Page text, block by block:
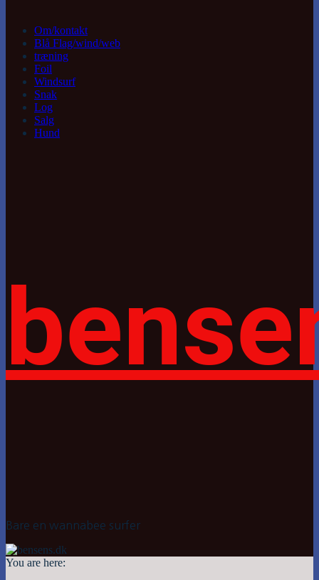
Om/kontakt
Blå Flag/wind/web
træning
Foil
Windsurf
Snak
Log
Salg
Hund
Bare en wannabee surfer
You are here: